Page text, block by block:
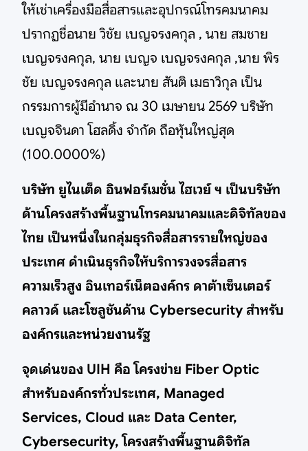
ให้เช่าเครื่องมือสื่อสารและอุปกรณ์โทรคมนาคม
ปรากฏชื่อนาย วิชัย เบญจรงคกุล , นาย สมชาย
เบญจรงคกุล, นาย เบญจ เบญจรงคกุล ,นาย พิร
ชัย เบญจรงคกุล และนาย สันติ เมธาวิกุล เป็น
กรรมการผู้มีอำนาจ ณ 30 เมษายน 2569 บริษัท
เบญจจินดา โฮลดิ้ง จำกัด ถือหุ้นใหญ่สุด
(100.0000%)
บริษัท ยูไนเต็ด อินฟอร์เมชั่น ไฮเวย์ ฯ เป็นบริษัท
ด้านโครงสร้างพื้นฐานโทรคมนาคมและดิจิทัลของ
ไทย เป็นหนึ่งในกลุ่มธุรกิจสื่อสารรายใหญ่ของ
ประเทศ ดำเนินธุรกิจให้บริการวงจรสื่อสาร
ความเร็วสูง อินเทอร์เน็ตองค์กร ดาต้าเซ็นเตอร์
คลาวด์ และโซลูชันด้าน Cybersecurity สำหรับ
องค์กรและหน่วยงานรัฐ
จุดเด่นของ UIH คือ โครงข่าย Fiber Optic
สำหรับองค์กรทั่วประเทศ, Managed
Services, Cloud และ Data Center,
Cybersecurity, โครงสร้างพื้นฐานดิจิทัล